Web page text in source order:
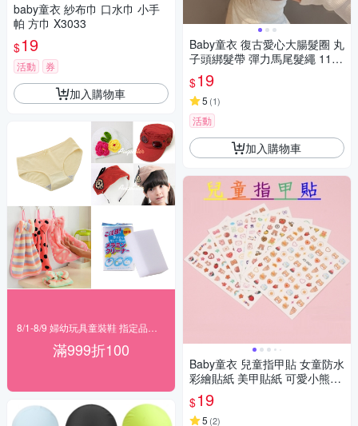
baby童衣 紗布巾 口水巾 小手
帕 方巾 X3033
$19
活動 券
加入購物車
滿999折100
Baby童衣 復古愛心大腸髮圈 丸
子頭綁髮帶 彈力馬尾髮繩 1168
$19
5 (1)
活動
加入購物車
Baby童衣 兒童指甲貼 女童防水
彩繪貼紙 美甲貼紙 可愛小熊貼
紙 背膠甲貼 11717
$19
5 (2)